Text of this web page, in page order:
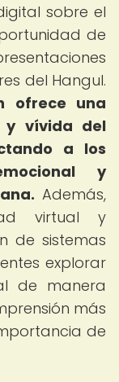
sobre el
de
del Hangul.
ofrece una
y vívida del
a los
y
Además,
virtual y
de sistemas
explorar
de manera
más
de